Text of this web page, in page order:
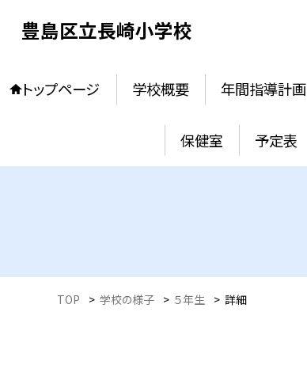
豊島区立長崎小学校
トップページ 学校概要 年間指導計画
保健室 予定表
TOP > 学校の様子 > ５年生 > 詳細